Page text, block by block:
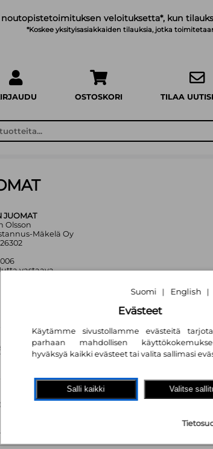
noutopistetoimituksen veloituksetta*, kun
*Koskee yksityisasiakkaiden tilauksia, jotka
OSTOSKORI TILAA
JUOMAT
Olsson
Mäkelä Oy
vastaava
kpl
(kts. alla): 629 kpl
Suomi | English |
Evästeet
Käytämme sivustollamme evästeitä
parhaan mahdollisen
hyväksyä kaikki evästeet tai valita sallimasi
Salli kaikki Valitse